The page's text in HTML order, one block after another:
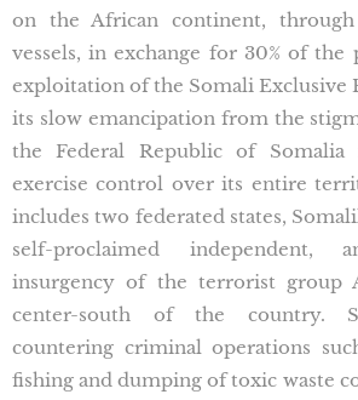
on the African continent,
vessels, in exchange for 30% of the
exploitation of the Somali Exclusive
its slow emancipation from the
the Federal Republic of
exercise control over its entire
includes two federated states,
self-proclaimed independent,
insurgency of the terrorist group
center-south of the country.
countering criminal operations
fishing and dumping of toxic waste